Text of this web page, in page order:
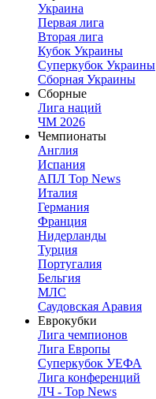
Украина
Первая лига
Вторая лига
Кубок Украины
Суперкубок Украины
Сборная Украины
Сборные
Лига наций
ЧМ 2026
Чемпионаты
Англия
Испания
АПЛ Top News
Италия
Германия
Франция
Нидерланды
Турция
Португалия
Бельгия
МЛС
Саудовская Аравия
Еврокубки
Лига чемпионов
Лига Европы
Суперкубок УЕФА
Лига конференций
ЛЧ - Top News